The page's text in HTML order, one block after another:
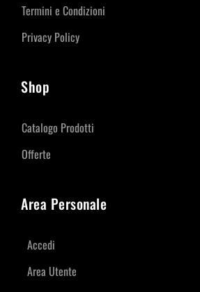
Termini e Condizioni
Privacy Policy
Shop
Catalogo Prodotti
Offerte
Area Personale
Accedi
Area Utente